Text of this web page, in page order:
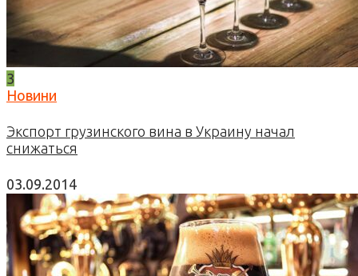
3
Новини
Экспорт грузинского вина в Украину начал
снижаться
03.09.2014